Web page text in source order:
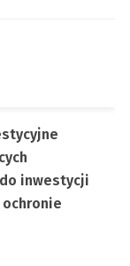
inwestycji
ochronie